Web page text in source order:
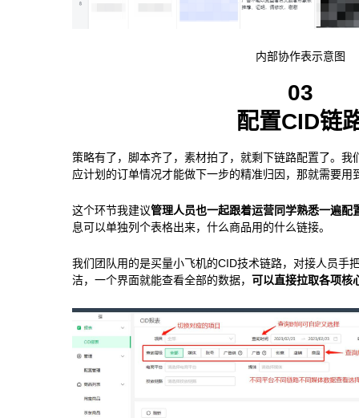
内部协作表示意图
03
配置CID链
策略有了，脚本齐了，素材拍了，就剩下链路配置了。我
应计划的订单情况才能做下一步的精准归因，那就需要用
这个环节我建议管理人员也一起跟着运营同学熟悉一遍配
息可以单独列个表格出来，什么商品用的什么链接。
我们团队用的是买量小飞机的CID技术链路，对接人员手
洁，一个界面就能查看全部的数据， 可以直接拉取各项核